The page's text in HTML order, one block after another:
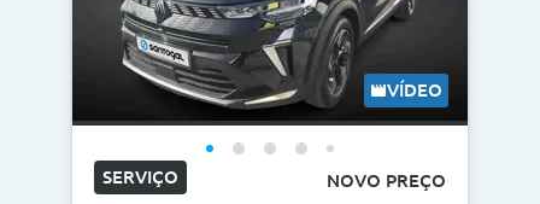
VÍDEO
SERVIÇO NOVO PREÇO